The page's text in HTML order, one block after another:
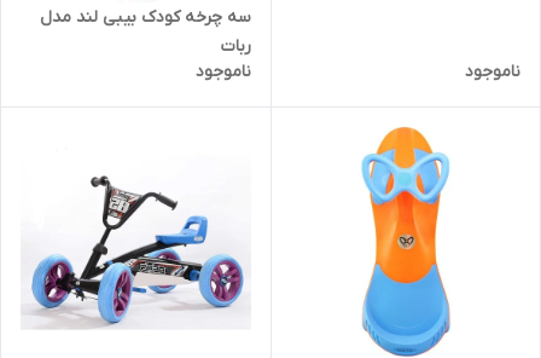
ناموجود
سه چرخه کودک بیبی لند مدل
ربات
ناموجود